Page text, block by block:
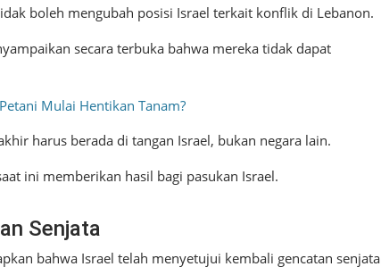
boleh mengubah posisi Israel terkait konflik di Lebanon.
secara terbuka bahwa mereka tidak dapat
Mulai Hentikan Tanam?
harus berada di tangan Israel, bukan negara lain.
ini memberikan hasil bagi pasukan Israel.
Senjata
bahwa Israel telah menyetujui kembali gencatan senjata